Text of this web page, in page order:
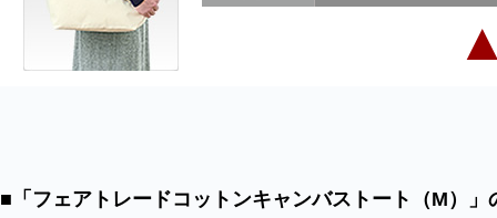
■「フェアトレードコットンキャンバストート（M）」